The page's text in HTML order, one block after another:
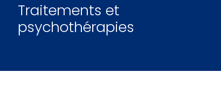
Thérapie interpersonnelle
Santé mentale
Traitements et
psychothérapies